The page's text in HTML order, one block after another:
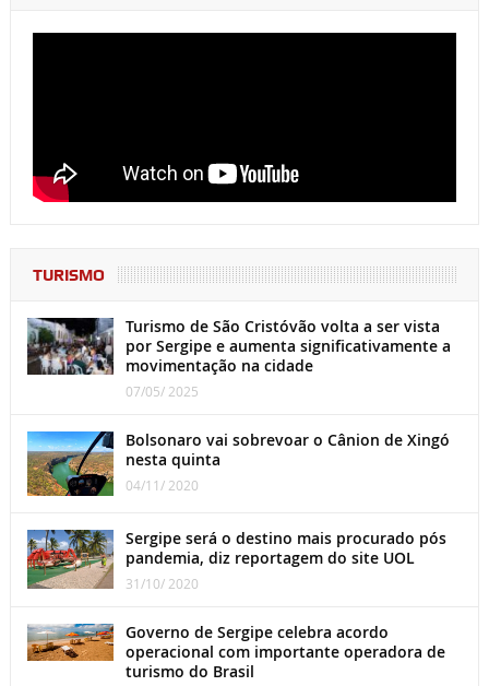
TURISMO
Turismo de São Cristóvão volta a ser vista
por Sergipe e aumenta significativamente a
movimentação na cidade
07/05/ 2025
Bolsonaro vai sobrevoar o Cânion de Xingó
nesta quinta
04/11/ 2020
Sergipe será o destino mais procurado pós
pandemia, diz reportagem do site UOL
31/10/ 2020
Governo de Sergipe celebra acordo
operacional com importante operadora de
turismo do Brasil